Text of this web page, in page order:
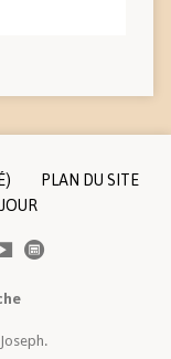
PLAN DU SITE